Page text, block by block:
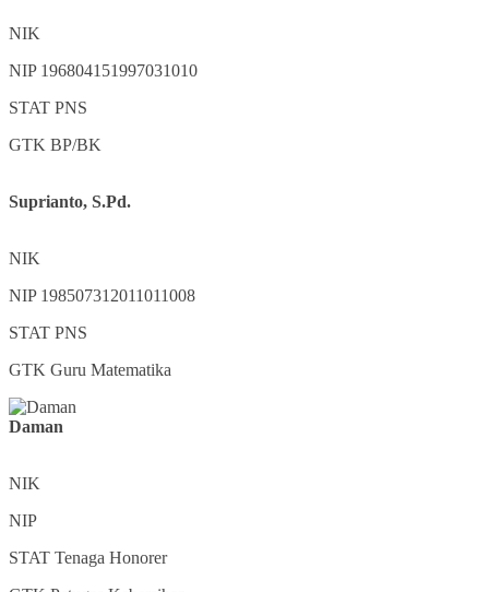
NIK
NIP 196804151997031010
STAT PNS
GTK BP/BK
Suprianto, S.Pd.
NIK
NIP 198507312011011008
STAT PNS
GTK Guru Matematika
Daman
NIK
NIP
STAT Tenaga Honorer